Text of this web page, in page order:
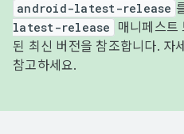
android-latest-release
latest-release
매니페스트
된 최신 버전을 참조합니다. 자
참고하세요.